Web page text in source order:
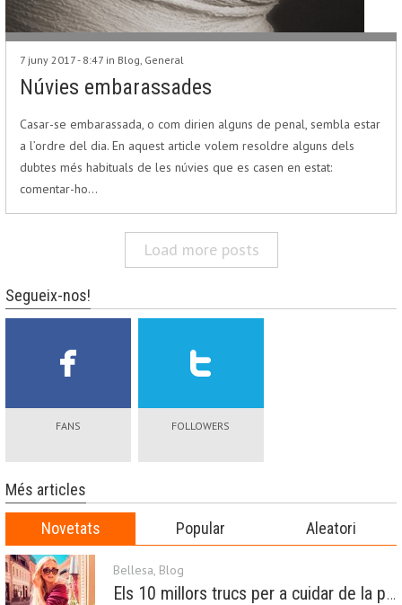
7 juny 2017 - 8:47 in Blog, General
Núvies embarassades
Casar-se embarassada, o com dirien alguns de penal, sembla estar
a l’ordre del dia. En aquest article volem resoldre alguns dels
dubtes més habituals de les núvies que es casen en estat:
comentar-ho…
Load more posts
Segueix-nos!
FANS FOLLOWERS
Més articles
Novetats Popular Aleatori
Bellesa, Blog
Els 10 millors trucs per a cuidar de la pell a la primavera